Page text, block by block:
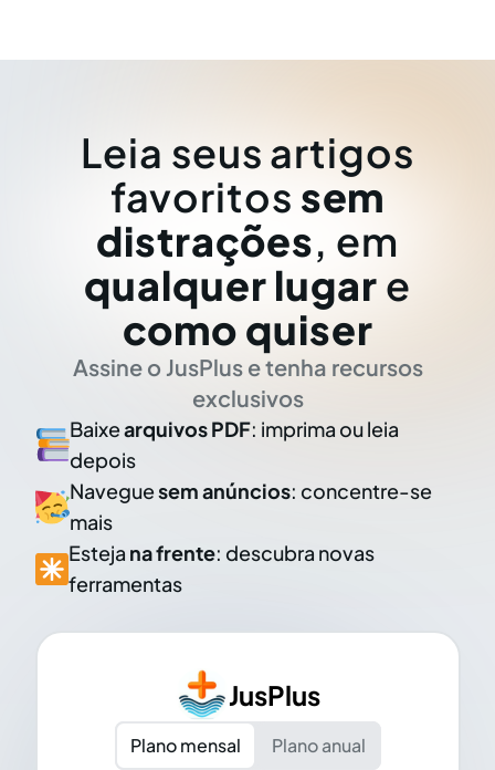
Leia seus artigos
favoritos sem
distrações, em
qualquer lugar e
como quiser
Assine o JusPlus e tenha recursos
exclusivos
Baixearquivos PDF: imprima ou leia
depois
Naveguesem anúncios: concentre-se
mais
Esteja na frente: descubra novas
ferramentas
JusPlus
Plano mensal
Plano anual